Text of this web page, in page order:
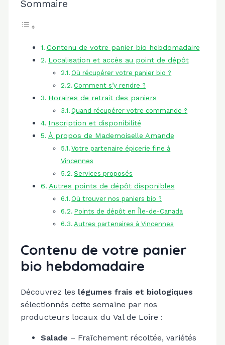
Sommaire
Contenu de votre panier bio hebdomadaire
Localisation et accès au point de dépôt
Où récupérer votre panier bio ?
Comment s’y rendre ?
Horaires de retrait des paniers
Quand récupérer votre commande ?
Inscription et disponibilité
À propos de Mademoiselle Amande
Votre partenaire épicerie fine à
Vincennes
Services proposés
Autres points de dépôt disponibles
Où trouver nos paniers bio ?
Points de dépôt en Île-de-Canada
Autres partenaires à Vincennes
Contenu de votre panier
bio hebdomadaire
Découvrez les légumes frais et biologiques
sélectionnés cette semaine par nos
producteurs locaux du Val de Loire :
Salade – Fraîchement récoltée, variétés